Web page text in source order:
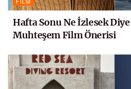
Hafta Sonu Ne İzlesek
Muhteşem Film Önerisi